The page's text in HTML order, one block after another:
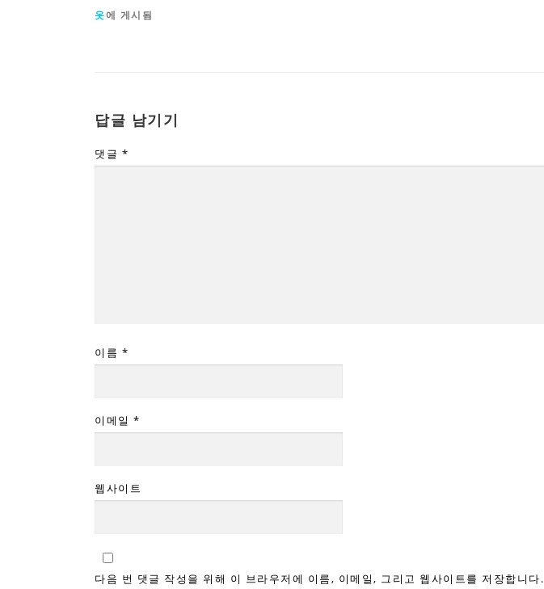
옷에 게시됨
답글 남기기
댓글 *
이름 *
이메일 *
웹사이트
다음 번 댓글 작성을 위해 이 브라우저에 이름, 이메일, 그리고 웹사이트를 저장합니다.